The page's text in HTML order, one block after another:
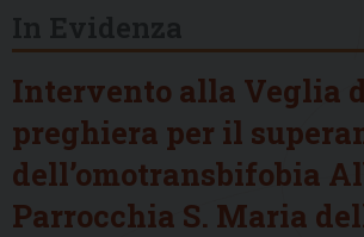
Intervento alla Veglia
preghiera per il
dell’omotransbifobia
Parrocchia S. Maria